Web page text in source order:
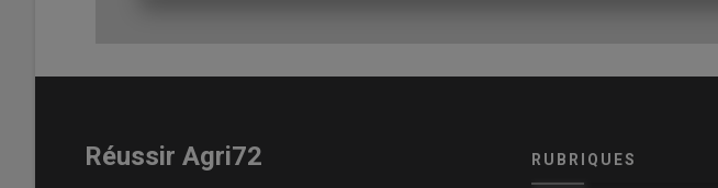
Réussir Agri72 RUBRIQUES